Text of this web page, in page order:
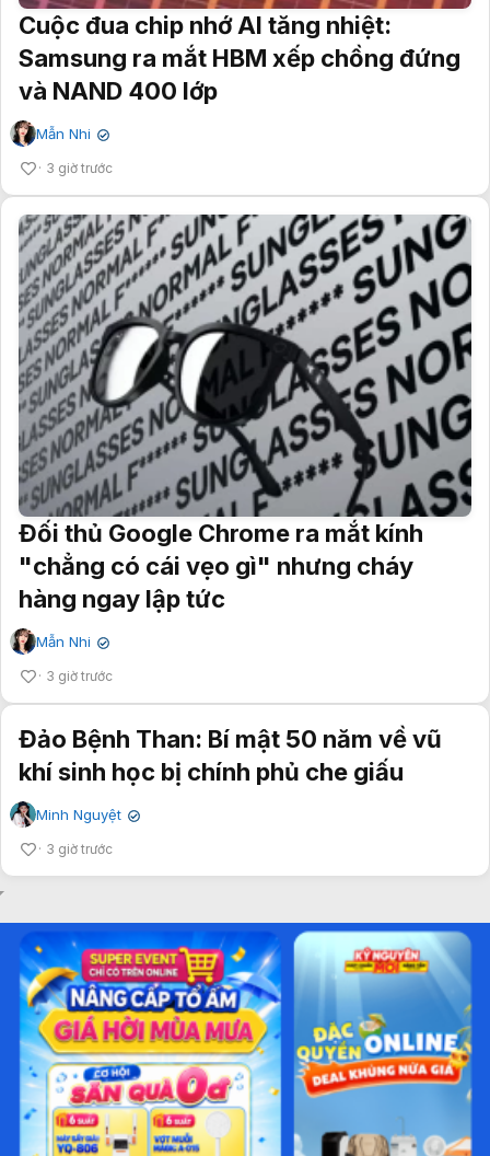
Cuộc đua chip nhớ AI tăng nhiệt:
Samsung ra mắt HBM xếp chồng đứng
và NAND 400 lớp
Mẫn Nhi ✔
3 giờ trước
Đối thủ Google Chrome ra mắt kính
"chẳng có cái vẹo gì" nhưng cháy
hàng ngay lập tức
Mẫn Nhi ✔
3 giờ trước
Đảo Bệnh Than: Bí mật 50 năm về vũ
khí sinh học bị chính phủ che giấu
Minh Nguyệt ✔
3 giờ trước